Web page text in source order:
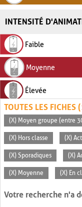
INTENSITÉ
Faible
Moyenne
Élevée
TOUTES LES FICHES
(X) Moyen groupe (entre
(X) Hors classe (X)
(X) Sporadiques (X)
(X) Moyenne (X) En
Votre recherche n'a